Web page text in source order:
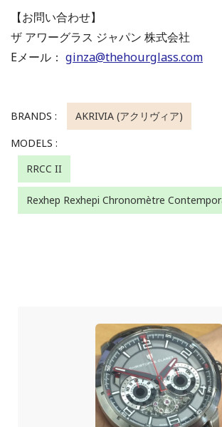
【お問い合わせ】
ザ アワーグラス ジャパン 株式会社
Eメール： ginza@thehourglass.com
BRANDS :
AKRIVIA (アクリヴィア)
MODELS :
RRCC II
Rexhep Rexhepi Chronomètre